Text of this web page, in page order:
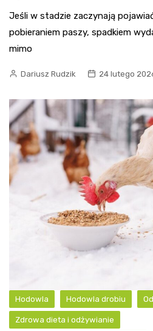
Jeśli w stadzie zaczynają
pobieraniem paszy, spadkiem
mimo
Dariusz Rudzik 24 lutego
Hodowla Hodowla drobiu
Zdrowa dieta i odżywianie